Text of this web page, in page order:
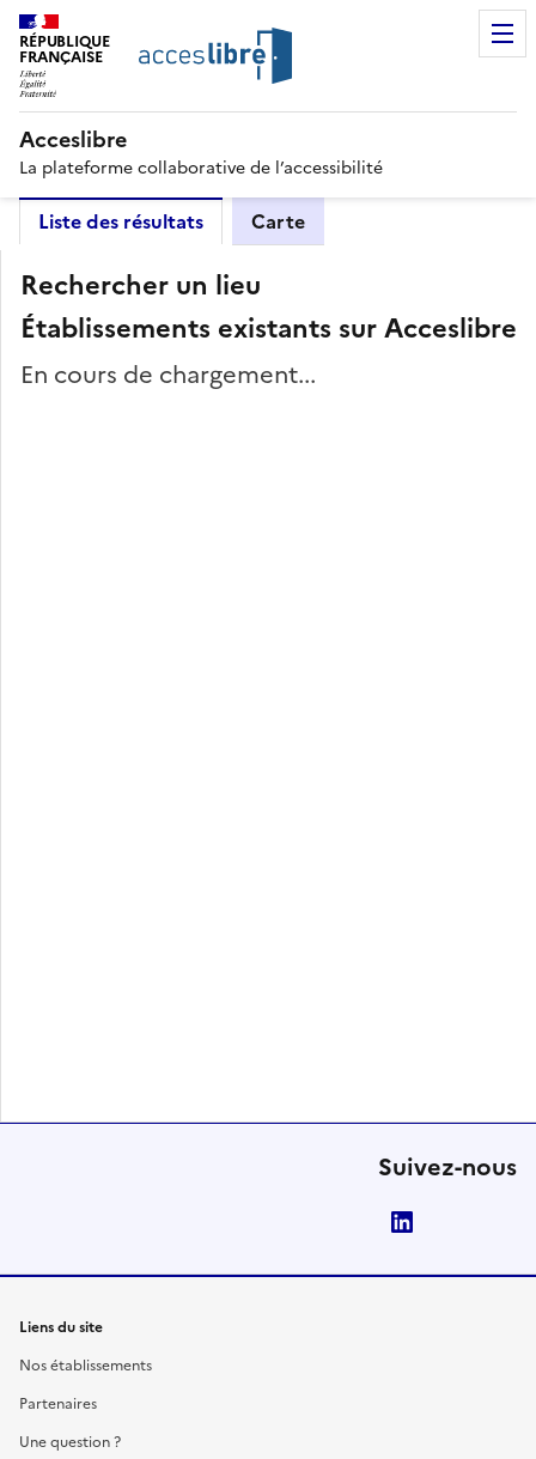
RÉPUBLIQUE
FRANÇAISE
Acceslibre
La plateforme collaborative de l’accessibilité
Liste des résultats Carte
Rechercher un lieu
Établissements existants sur Acceslibre
En cours de chargement...
Suivez-nous
Liens du site
Nos établissements
Partenaires
Une question ?